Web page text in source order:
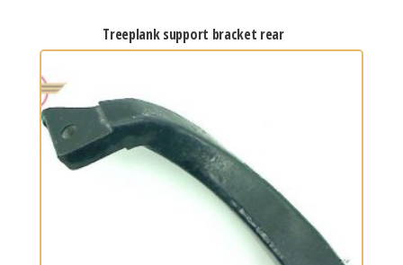
treeplank support bracket rear